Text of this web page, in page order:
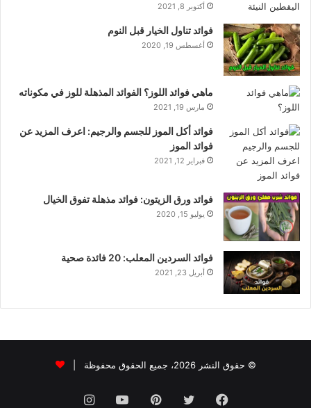
أكتوبر 8, 2021
فوائد تناول الخيار قبل النوم
أغسطس 19, 2020
ماهي فوائد اللوز؟ الفوائد المذهلة للوز في مكوناته
مارس 19, 2021
فوائد أكل الموز للجسم والرجيم: اعرف المزيد عن
فوائد الموز
فبراير 12, 2021
فوائد ورق الزيتون: فوائد مذهلة تفوق الخيال
يوليو 15, 2020
فوائد السردين المعلب: 20 فائدة صحية
أبريل 23, 2021
© حقوق النشر 2026، جميع الحقوق محفوظة |
فيسبوك تويتر بينتيريستيوتيوبانستقرام